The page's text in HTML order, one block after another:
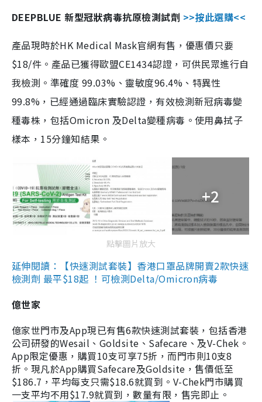
DEEPBLUE 新型冠狀病毒抗原檢測試劑 >>按此選購<<
產品現時於HK Medical Mask官網有售，優惠價只要
$18/件。產品已獲得歐盟CE1434認證，可供民眾進行自
我檢測。準確度 99.03%、靈敏度96.4%、特異性
99.8%，已經通過臨床實驗認證，有效檢測新冠病毒變
種毒株，包括Omicron 及Delta變種病毒。使用鼻拭子
樣本，15分鐘知結果。
+2
點擊圖片放大
延伸閱讀：【快速測試套裝】香港口罩品牌開賣2款快速
檢測劑 最平$18起 ！可檢測Delta/Omicron病毒
億世家
億家世門市及App現已有售6款快速測試套裝，包括香港
公司研發的Wesail、Goldsite、Safecare、及V-Chek。
App限定優惠，購買10支可享75折，而門市則10支8
折。現凡於App購買Safecare及Goldsite，售價低至
$186.7，平均每支只需$18.6就買到。V-Chek門市購買
一支平均不用$17.9就買到，數量有限，售完即止。